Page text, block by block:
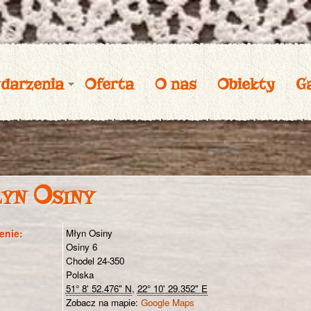
Przejdź
do
treści
Oferta O nas Obiekty
Osiny
Młyn Osiny
Osiny 6
Chodel 24-350
Polska
51° 8' 52.476" N, 22° 10' 29.352" E
Zobacz na mapie: Google Maps